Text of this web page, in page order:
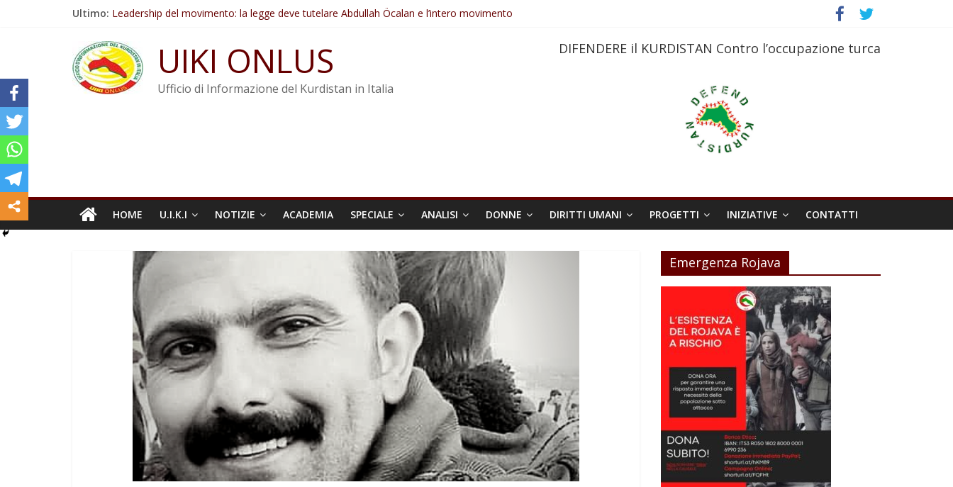
Ultimo: Leadership del movimento: la legge deve tutelare Abdullah Öcalan e l’intero movimento
Non tenere conto della situazione di Rêber Apo ostacolerebbe l’attuazione della legge
Il KNK chiede un’azione internazionale contro i crimini di guerra dell’Iran
Abdullah Öcalan: Le legge negativa deve essere trasformata in legge positiva
UIKI ONLUS
Ufficio di Informazione del Kurdistan in Italia
DIFENDERE il KURDISTAN Contro l’occupazione turca
HOME U.I.K.I NOTIZIE ACADEMIA SPECIALE ANALISI DONNE DIRITTI UMANI PROGETTI INIZIATIVE CONTATTI
Emergenza Rojava